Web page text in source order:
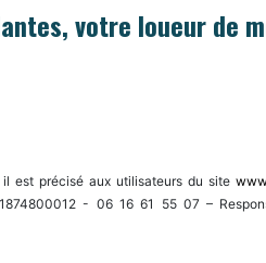
votre loueur de
est précisé aux utilisateurs du site
- 06 16 61 55 07 –